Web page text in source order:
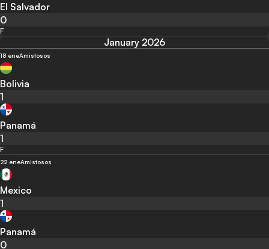
El Salvador
0
F
January 2026
18 eneAmistosos
Bolivia
1
Panamá
1
F
22 eneAmistosos
Mexico
1
Panamá
0